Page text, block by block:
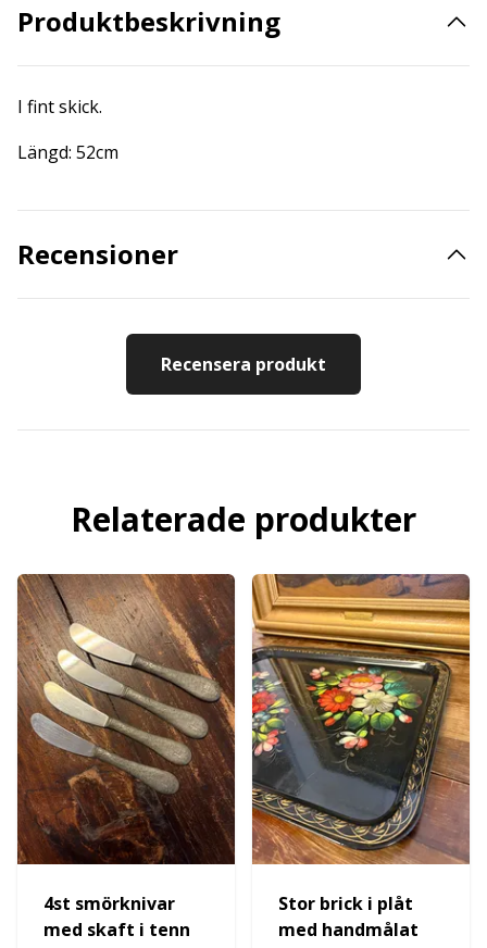
Produktbeskrivning
I fint skick.
Längd: 52cm
Recensioner
Recensera produkt
Relaterade produkter
4st smörknivar
med skaft i tenn
Stor brick i plåt
med handmålat